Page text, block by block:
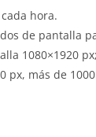
hora.
de pantalla
1080×1920
px, más de